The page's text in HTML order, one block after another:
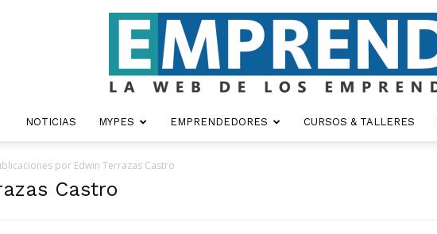
NOTICIAS MYPES EMPRENDEDORES CURSOS & TALLERES
por Edwin Terrazas Castro
Castro